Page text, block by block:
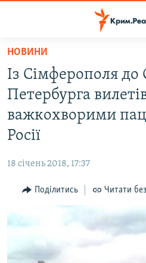
Перейти
основного
матеріалу
до
основної
Перейти
пошуку
ВОДА.КРИМ
ВІДЕО ТА ФОТО
ПОЛІТИКА
ІНТЕРВ'Ю
ВСЕ ЗА ДЕНЬ
ДЕПОРТАЦІЯ
ЯК ОБІЙТИ БЛОКУВАННЯ
НОВИНИ
Із Сімферополя до
Петербурга
важкохворими
Росії
18 січень 2018, 17:37
Поділитись Читати